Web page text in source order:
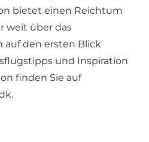
bietet einen Reichtum
weit über das
auf den ersten Blick
und Inspiration
finden Sie auf
.